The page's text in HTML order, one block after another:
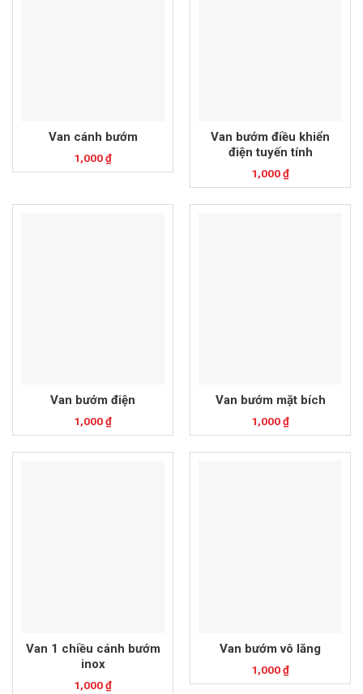
Van cánh bướm
1,000₫
Van bướm điều khiển
điện tuyến tính
1,000₫
Van bướm điện
1,000₫
Van bướm mặt bích
1,000₫
Van 1 chiều cánh bướm
inox
1,000₫
Van bướm vô lăng
1,000₫